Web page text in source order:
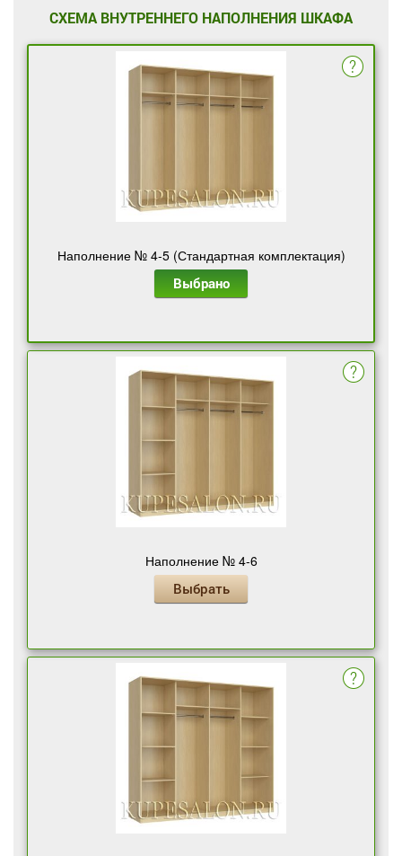
СХЕМА ВНУТРЕННЕГО НАПОЛНЕНИЯ ШКАФА
Наполнение № 4-5 (Стандартная комплектация)
Выбрано
Наполнение № 4-6
Выбрать